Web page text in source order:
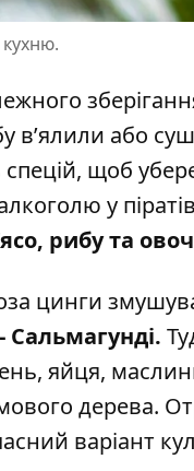
в’ялили або
щоб
у
рибу та
цинги
Сальмагунді.
яйця,
дерева.
варіант